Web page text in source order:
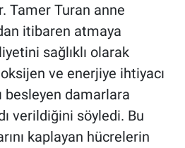
Tamer Turan anne
itibaren atmaya
sağlıklı olarak
ve enerjiye ihtiyacı
besleyen damarlara
verildiğini söyledi. Bu
kaplayan hücrelerin